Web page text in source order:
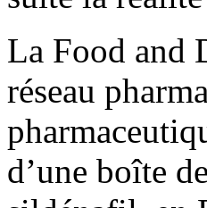
La Food and
réseau
d’une boîte